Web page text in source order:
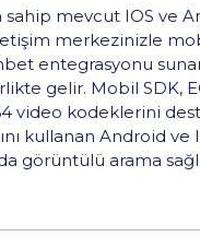
sahip mevcut IOS ve
merkezinizle
entegrasyonu
gelir. Mobil SDK,
video kodeklerini
kullanan Android ve
görüntülü arama